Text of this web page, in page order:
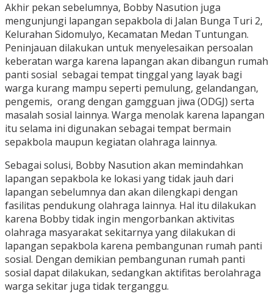
Akhir pekan sebelumnya, Bobby Nasution juga
mengunjungi lapangan sepakbola di Jalan Bunga Turi 2,
Kelurahan Sidomulyo, Kecamatan Medan Tuntungan.
Peninjauan dilakukan untuk menyelesaikan persoalan
keberatan warga karena lapangan akan dibangun rumah
panti sosial sebagai tempat tinggal yang layak bagi
warga kurang mampu seperti pemulung, gelandangan,
pengemis, orang dengan gamgguan jiwa (ODGJ) serta
masalah sosial lainnya. Warga menolak karena lapangan
itu selama ini digunakan sebagai tempat bermain
sepakbola maupun kegiatan olahraga lainnya.
Sebagai solusi, Bobby Nasution akan memindahkan
lapangan sepakbola ke lokasi yang tidak jauh dari
lapangan sebelumnya dan akan dilengkapi dengan
fasilitas pendukung olahraga lainnya. Hal itu dilakukan
karena Bobby tidak ingin mengorbankan aktivitas
olahraga masyarakat sekitarnya yang dilakukan di
lapangan sepakbola karena pembangunan rumah panti
sosial. Dengan demikian pembangunan rumah panti
sosial dapat dilakukan, sedangkan aktifitas berolahraga
warga sekitar juga tidak terganggu.